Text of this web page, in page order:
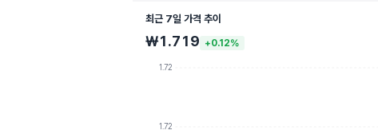
최근 7일 가격 추이
₩1.719 +0.12%
1.72
1.72